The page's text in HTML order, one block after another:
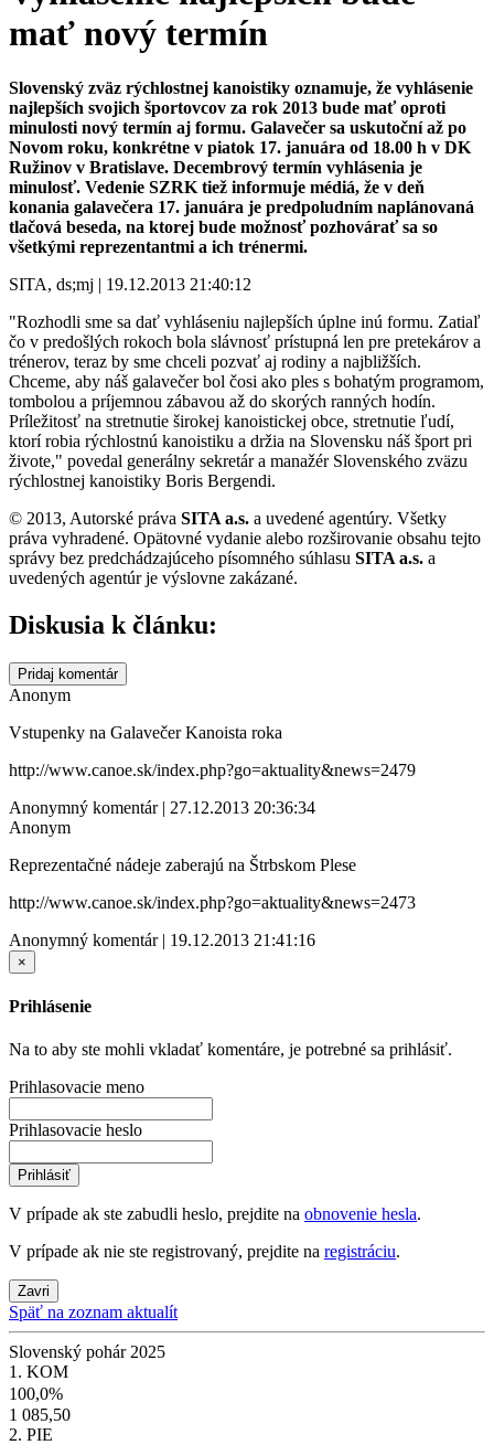
mať nový termín
Slovenský zväz rýchlostnej kanoistiky oznamuje, že vyhlásenie
najlepších svojich športovcov za rok 2013 bude mať oproti
minulosti nový termín aj formu. Galavečer sa uskutoční až po
Novom roku, konkrétne v piatok 17. januára od 18.00 h v DK
Ružinov v Bratislave. Decembrový termín vyhlásenia je
minulosť. Vedenie SZRK tiež informuje médiá, že v deň
konania galavečera 17. januára je predpoludním naplánovaná
tlačová beseda, na ktorej bude možnosť pozhovárať sa so
všetkými reprezentantmi a ich trénermi.
SITA, ds;mj | 19.12.2013 21:40:12
"Rozhodli sme sa dať vyhláseniu najlepších úplne inú formu. Zatiaľ
čo v predošlých rokoch bola slávnosť prístupná len pre pretekárov a
trénerov, teraz by sme chceli pozvať aj rodiny a najbližších.
Chceme, aby náš galavečer bol čosi ako ples s bohatým programom,
tombolou a príjemnou zábavou až do skorých ranných hodín.
Príležitosť na stretnutie širokej kanoistickej obce, stretnutie ľudí,
ktorí robia rýchlostnú kanoistiku a držia na Slovensku náš šport pri
živote," povedal generálny sekretár a manažér Slovenského zväzu
rýchlostnej kanoistiky Boris Bergendi.
© 2013, Autorské práva SITA a.s. a uvedené agentúry. Všetky
práva vyhradené. Opätovné vydanie alebo rozširovanie obsahu tejto
správy bez predchádzajúceho písomného súhlasu SITA a.s. a
uvedených agentúr je výslovne zakázané.
Diskusia k článku:
Pridaj komentár
Anonym
Vstupenky na Galavečer Kanoista roka
http://www.canoe.sk/index.php?go=aktuality&news=2479
Anonymný komentár | 27.12.2013 20:36:34
Anonym
Reprezentačné nádeje zaberajú na Štrbskom Plese
http://www.canoe.sk/index.php?go=aktuality&news=2473
Anonymný komentár | 19.12.2013 21:41:16
×
Prihlásenie
Na to aby ste mohli vkladať komentáre, je potrebné sa prihlásiť.
Prihlasovacie meno
Prihlasovacie heslo
Prihlásiť
V prípade ak ste zabudli heslo, prejdite na obnovenie hesla.
V prípade ak nie ste registrovaný, prejdite na registráciu.
Zavri
Späť na zoznam aktualít
Slovenský pohár 2025
1. KOM
100,0%
1 085,50
2. PIE